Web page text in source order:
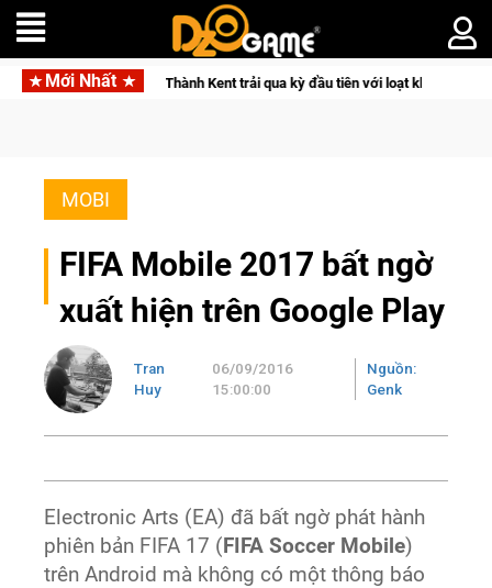
Mới Nhất
Thành Chiến Thành Kent trải qua kỳ đầu tiên với loạt khám phá đáng nhớ
MOBI
FIFA Mobile 2017 bất ngờ
xuất hiện trên Google Play
Tran
Huy
06/09/2016
15:00:00
Nguồn:
Genk
Electronic Arts (EA) đã bất ngờ phát hành
phiên bản FIFA 17 (FIFA Soccer Mobile)
trên Android mà không có một thông báo